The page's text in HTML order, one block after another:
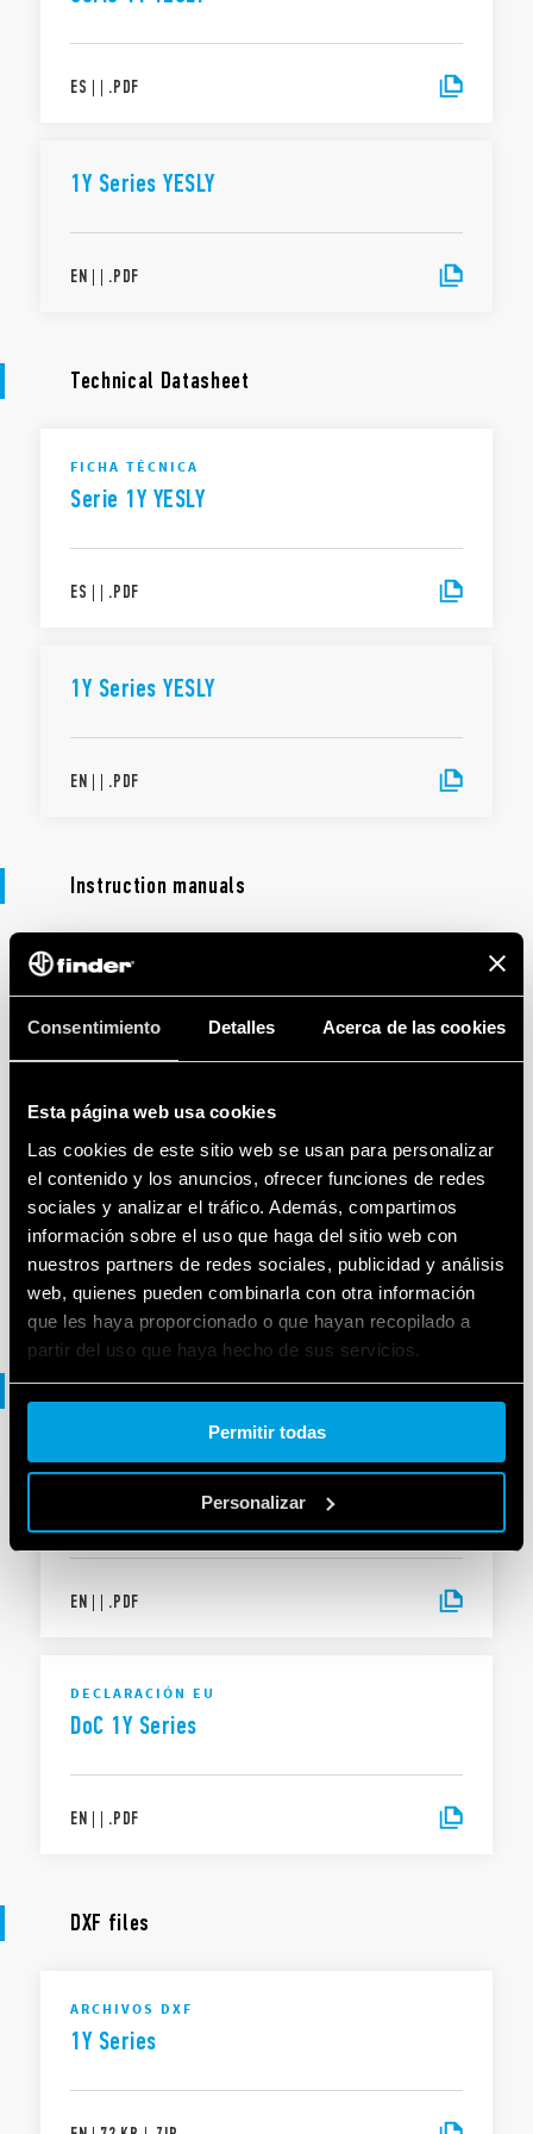
Consentimiento Detalles Acerca de las cookies
Esta página web usa cookies
Las cookies de este sitio web se usan para personalizar
el contenido y los anuncios, ofrecer funciones de redes
sociales y analizar el tráfico. Además, compartimos
información sobre el uso que haga del sitio web con
nuestros partners de redes sociales, publicidad y análisis
web, quienes pueden combinarla con otra información
que les haya proporcionado o que hayan recopilado a
partir del uso que haya hecho de sus servicios.
Cookie policy.
Permitir todas
Personalizar
ES | | .PDF
1Y Series YESLY
EN | | .PDF
Technical Datasheet
FICHA TÉCNICA
Serie 1Y YESLY
ES | | .PDF
1Y Series YESLY
EN | | .PDF
Instruction manuals
MANUALES DE INSTRUCCIONES
Tipo 1Y.GW - Gateway Modular
Type 1Y.GW - Modular Gateway
EN|| .PDF
Declaraciones de conformidad
DECLARACIÓN UKCA
UKCA 1Y Series
EN | | .PDF
DECLARACIÓN EU
DoC 1Y Series
EN | | .PDF
DXF files
ARCHIVOS DXF
1Y Series